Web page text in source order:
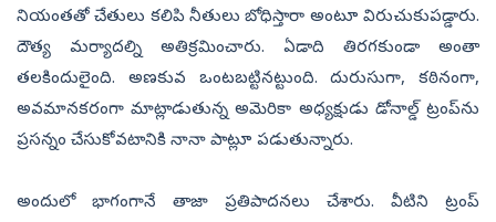
నియంతతో చేతులు కలిపి నీతులు బోధిస్తారా అంటూ విరుచుకుపడ్డారు.
దౌత్య మర్యాదల్ని అతిక్రమించారు. ఏడాది తిరగకుండా అంతా
తలకిందులైంది. అణకువ ఒంటబట్టినట్టుంది. దురుసుగా, కఠినంగా,
అవమానకరంగా మాట్లాడుతున్న అమెరికా అధ్యక్షుడు డోనాల్డ్‌ ట్రంప్‌ను
ప్రసన్నం చేసుకోవటానికి నానా పాట్లూ పడుతున్నారు.
అందులో భాగంగానే తాజా ప్రతిపాదనలు చేశారు. వీటిని ట్రంప్‌